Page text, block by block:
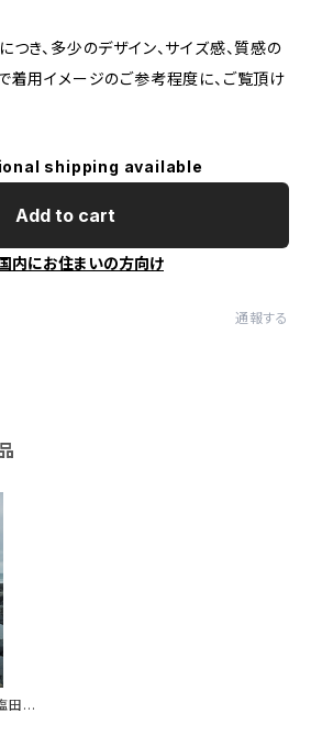
き、多少のデザイン、サイズ感、質感の
着用イメージのご参考程度に、ご覧頂け
shipping available
Add to cart
内にお住まいの方向け
通報する
田道
】
ュグ